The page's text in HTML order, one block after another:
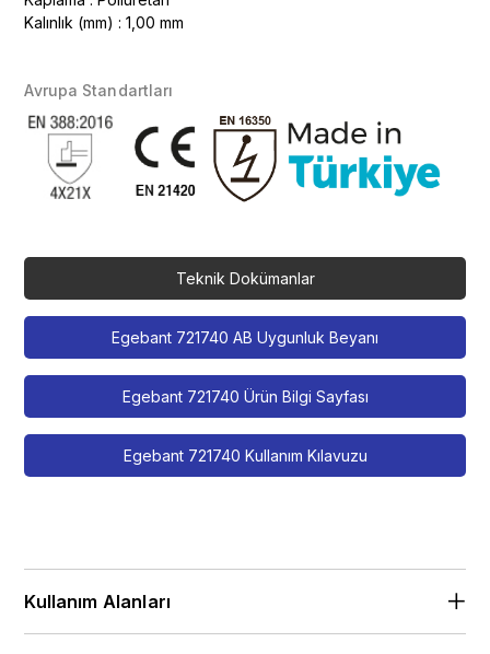
Kalınlık (mm) : 1,00 mm
Avrupa Standartları
Teknik Dokümanlar
Egebant 721740 AB Uygunluk Beyanı
Egebant 721740 Ürün Bilgi Sayfası
Egebant 721740 Kullanım Kılavuzu
Kullanım Alanları